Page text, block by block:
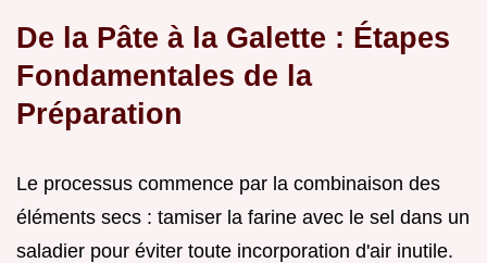
De la Pâte à la Galette : Étapes
Fondamentales de la
Préparation
Le processus commence par la combinaison des
éléments secs : tamiser la farine avec le sel dans un
saladier pour éviter toute incorporation d'air inutile.